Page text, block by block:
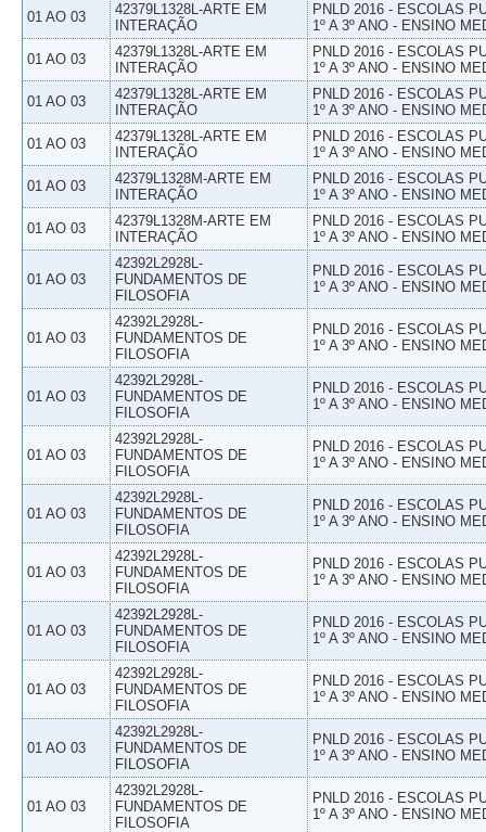
01 AO 03
42379L1328L-ARTE EM
INTERAÇÃO
PNLD 2016 - ESCOLAS
1º A 3º ANO - ENSINO
01 AO 03
42379L1328L-ARTE EM
INTERAÇÃO
PNLD 2016 - ESCOLAS
1º A 3º ANO - ENSINO
01 AO 03
42379L1328L-ARTE EM
INTERAÇÃO
PNLD 2016 - ESCOLAS
1º A 3º ANO - ENSINO
01 AO 03
42379L1328L-ARTE EM
INTERAÇÃO
PNLD 2016 - ESCOLAS
1º A 3º ANO - ENSINO
01 AO 03
42379L1328M-ARTE EM
INTERAÇÃO
PNLD 2016 - ESCOLAS
1º A 3º ANO - ENSINO
01 AO 03
42379L1328M-ARTE EM
INTERAÇÃO
PNLD 2016 - ESCOLAS
1º A 3º ANO - ENSINO
01 AO 03
42392L2928L-
FUNDAMENTOS DE
FILOSOFIA
PNLD 2016 - ESCOLAS
1º A 3º ANO - ENSINO
01 AO 03
42392L2928L-
FUNDAMENTOS DE
FILOSOFIA
PNLD 2016 - ESCOLAS
1º A 3º ANO - ENSINO
01 AO 03
42392L2928L-
FUNDAMENTOS DE
FILOSOFIA
PNLD 2016 - ESCOLAS
1º A 3º ANO - ENSINO
01 AO 03
42392L2928L-
FUNDAMENTOS DE
FILOSOFIA
PNLD 2016 - ESCOLAS
1º A 3º ANO - ENSINO
01 AO 03
42392L2928L-
FUNDAMENTOS DE
FILOSOFIA
PNLD 2016 - ESCOLAS
1º A 3º ANO - ENSINO
01 AO 03
42392L2928L-
FUNDAMENTOS DE
FILOSOFIA
PNLD 2016 - ESCOLAS
1º A 3º ANO - ENSINO
01 AO 03
42392L2928L-
FUNDAMENTOS DE
FILOSOFIA
PNLD 2016 - ESCOLAS
1º A 3º ANO - ENSINO
01 AO 03
42392L2928L-
FUNDAMENTOS DE
FILOSOFIA
PNLD 2016 - ESCOLAS
1º A 3º ANO - ENSINO
01 AO 03
42392L2928L-
FUNDAMENTOS DE
FILOSOFIA
PNLD 2016 - ESCOLAS
1º A 3º ANO - ENSINO
01 AO 03
42392L2928L-
FUNDAMENTOS DE
FILOSOFIA
PNLD 2016 - ESCOLAS
1º A 3º ANO - ENSINO